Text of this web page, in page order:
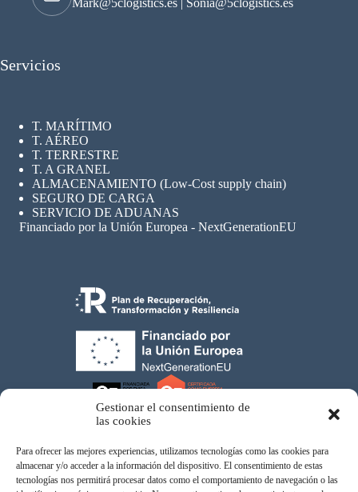
Gestionar el consentimiento de
las cookies
Para ofrecer las mejores experiencias, utilizamos tecnologías como las cookies para
almacenar y/o acceder a la información del dispositivo. El consentimiento de estas
tecnologías nos permitirá procesar datos como el comportamiento de navegación o las
Mark@5clogistics.es | Sonia@5clogistics.es
Servicios
T. MARÍTIMO
T. AÉREO
T. TERRESTRE
T. A GRANEL
ALMACENAMIENTO (Low-Cost supply chain)
SEGURO DE CARGA
SERVICIO DE ADUANAS
Financiado por la Unión Europea - NextGenerationEU